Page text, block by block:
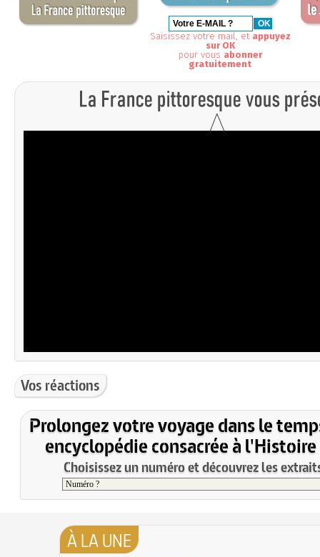
Saisissez votre mail, et appuyez
sur OK
pour vous abonner
gratuitement
Vos réactions
Prolongez votre voyage dans le
encyclopédie consacrée à l'Histoire
Choisissez un numéro et découvrez les
À LA UNE